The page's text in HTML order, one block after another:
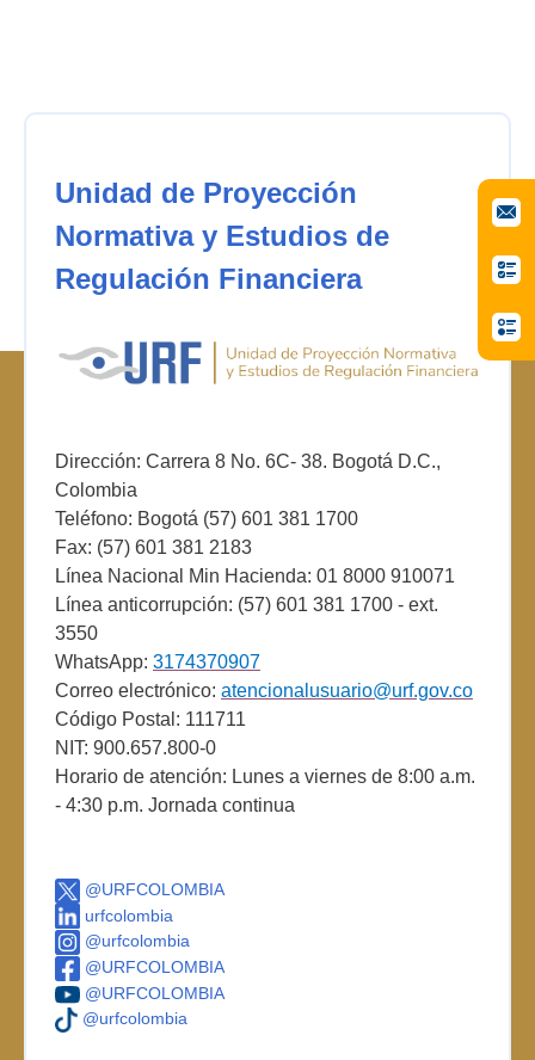
Unidad de Proyección
Normativa y Estudios de
Regulación Financiera
Dirección: Carrera 8 No. 6C- 38. Bogotá D.C.,
Colombia
Teléfono: Bogotá (57) 601 381 1700
Fax: (57) 601 381 2183
Línea Nacional Min Hacienda: 01 8000 910071
Línea anticorrupción: (57) 601 381 1700 - ext.
3550
WhatsApp: 3174370907
Correo electrónico: atencionalusuario@urf.gov.co
Código Postal: 111711
NIT: 900.657.800-0
Horario de atención: Lunes a viernes de 8:00 a.m.
- 4:30 p.m. Jornada continua
@URFCOLOMBIA
urfcolombia
@urfcolombia
@URFCOLOMBIA
@URFCOLOMBIA
@urfcolombia